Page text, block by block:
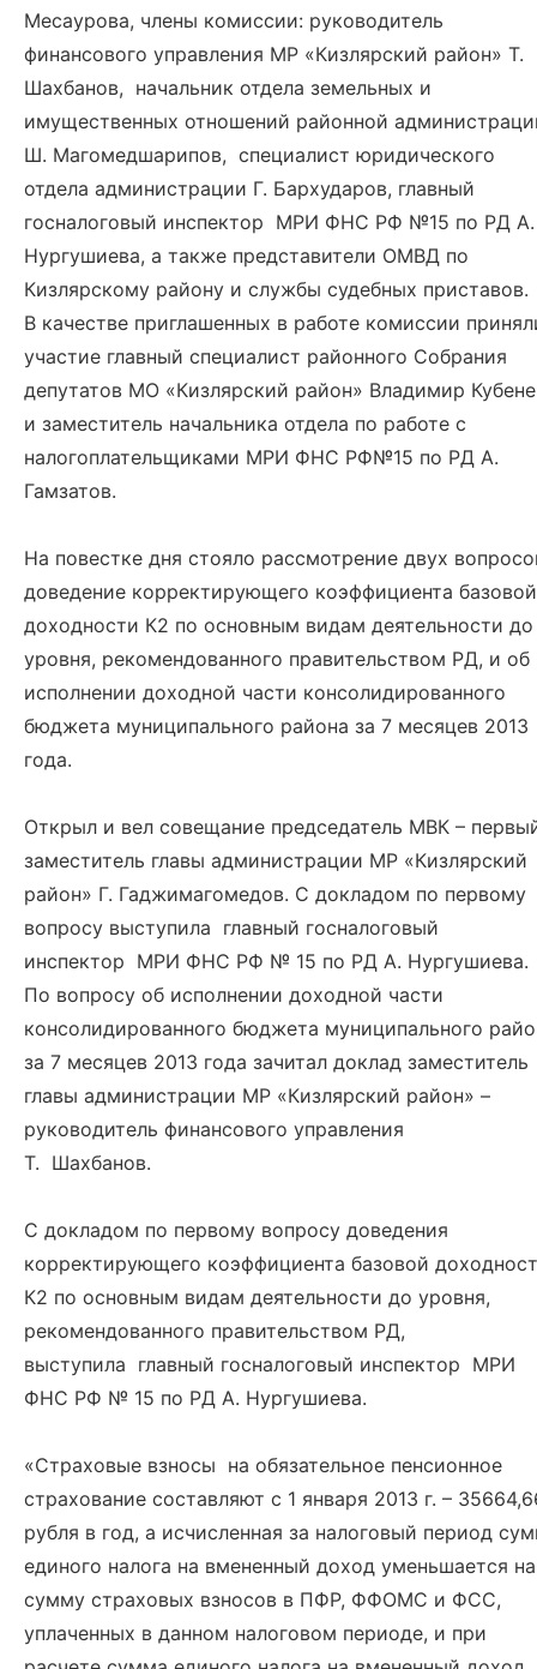
Месаурова, члены комиссии: руководитель
финансового управления МР «Кизлярский район» Т.
Шахбанов, начальник отдела земельных и
имущественных отношений районной
Ш. Магомедшарипов, специалист юридического
отдела администрации Г. Бархударов, главный
госналоговый инспектор МРИ ФНС РФ №15 по РД А.
Нургушиева, а также представители ОМВД по
Кизлярскому району и службы судебных приставов.
В качестве приглашенных в работе комиссии
участие главный специалист районного Собрания
депутатов МО «Кизлярский район» Владимир
и заместитель начальника отдела по работе с
налогоплательщиками МРИ ФНС РФ№15 по РД А.
Гамзатов.
На повестке дня стояло рассмотрение двух
доведение корректирующего коэффициента базовой
доходности К2 по основным видам деятельности до
уровня, рекомендованного правительством РД, и об
исполнении доходной части консолидированного
бюджета муниципального района за 7 месяцев 2013
года.
Открыл и вел совещание председатель МВК –
заместитель главы администрации МР «Кизлярский
район» Г. Гаджимагомедов. С докладом по первому
вопросу выступила главный госналоговый
инспектор МРИ ФНС РФ № 15 по РД А. Нургушиева.
По вопросу об исполнении доходной части
консолидированного бюджета муниципального
за 7 месяцев 2013 года зачитал доклад заместитель
главы администрации МР «Кизлярский район» –
руководитель финансового управления
Т. Шахбанов.
С докладом по первому вопросу доведения
корректирующего коэффициента базовой
К2 по основным видам деятельности до уровня,
рекомендованного правительством РД,
выступила главный госналоговый инспектор МРИ
ФНС РФ № 15 по РД А. Нургушиева.
«Страховые взносы на обязательное пенсионное
страхование составляют с 1 января 2013 г. –
рубля в год, а исчисленная за налоговый период
единого налога на вмененный доход уменьшается на
сумму страховых взносов в ПФР, ФФОМС и ФСС,
уплаченных в данном налоговом периоде, и при